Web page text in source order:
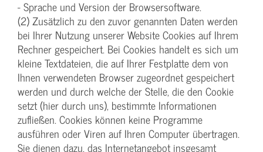
- Sprache und Version der Browsersoftware.
(2) Zusätzlich zu den zuvor genannten Daten werden
bei Ihrer Nutzung unserer Website Cookies auf Ihrem
Rechner gespeichert. Bei Cookies handelt es sich um
kleine Textdateien, die auf Ihrer Festplatte dem von
Ihnen verwendeten Browser zugeordnet gespeichert
werden und durch welche der Stelle, die den Cookie
setzt (hier durch uns), bestimmte Informationen
zufließen. Cookies können keine Programme
ausführen oder Viren auf Ihren Computer übertragen.
Sie dienen dazu, das Internetangebot insgesamt